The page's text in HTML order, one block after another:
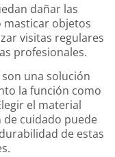
dañar las
masticar objetos
visitas regulares
profesionales.
una solución
la función como
el material
cuidado puede
de estas